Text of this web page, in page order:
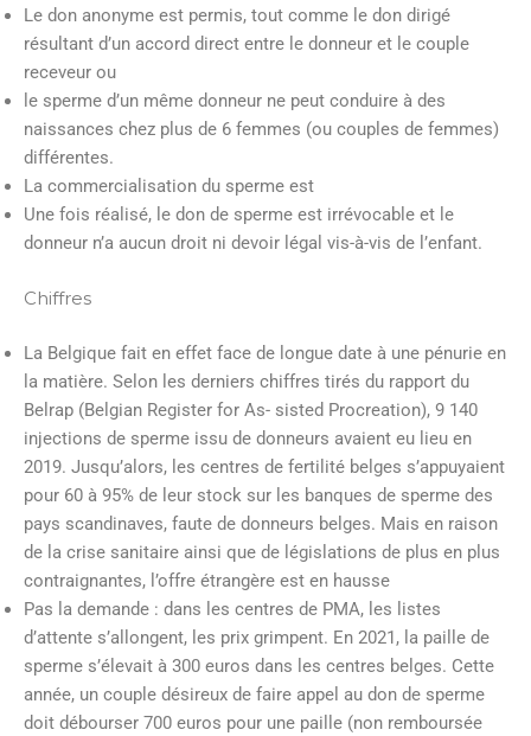
Le don anonyme est permis, tout comme le don dirigé
résultant d’un accord direct entre le donneur et le couple
receveur ou
le sperme d’un même donneur ne peut conduire à des
naissances chez plus de 6 femmes (ou couples de femmes)
différentes.
La commercialisation du sperme est
Une fois réalisé, le don de sperme est irrévocable et le
donneur n’a aucun droit ni devoir légal vis-à-vis de l’enfant.
Chiffres
La Belgique fait en effet face de longue date à une pénurie en
la matière. Selon les derniers chiffres tirés du rapport du
Belrap (Belgian Register for As- sisted Procreation), 9 140
injections de sperme issu de donneurs avaient eu lieu en
2019. Jusqu’alors, les centres de fertilité belges s’appuyaient
pour 60 à 95% de leur stock sur les banques de sperme des
pays scandinaves, faute de donneurs belges. Mais en raison
de la crise sanitaire ainsi que de législations de plus en plus
contraignantes, l’offre étrangère est en hausse
Pas la demande : dans les centres de PMA, les listes
d’attente s’allongent, les prix grimpent. En 2021, la paille de
sperme s’élevait à 300 euros dans les centres belges. Cette
année, un couple désireux de faire appel au don de sperme
doit débourser 700 euros pour une paille (non remboursée